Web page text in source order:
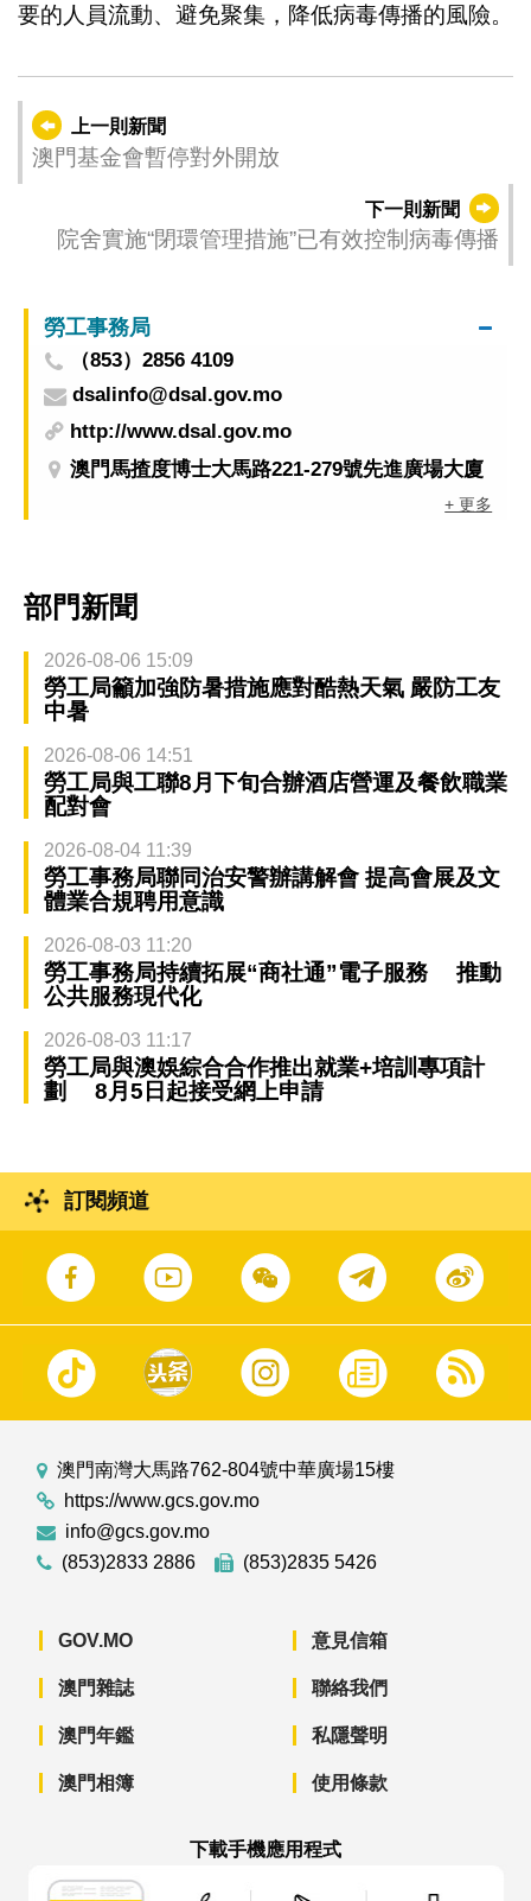
要的人員流動、避免聚集，降低病毒傳播的風險。
上一則新聞
澳門基金會暫停對外開放
下一則新聞
院舍實施“閉環管理措施”已有效控制病毒傳播
勞工事務局
（853）2856 4109
dsalinfo@dsal.gov.mo
http://www.dsal.gov.mo
澳門馬揸度博士大馬路221-279號先進廣場大廈
+ 更多
部門新聞
2026-08-06 15:09
勞工局籲加強防暑措施應對酷熱天氣 嚴防工友
中暑
2026-08-06 14:51
勞工局與工聯8月下旬合辦酒店營運及餐飲職業
配對會
2026-08-04 11:39
勞工事務局聯同治安警辦講解會 提高會展及文
體業合規聘用意識
2026-08-03 11:20
勞工事務局持續拓展“商社通”電子服務 推動
公共服務現代化
2026-08-03 11:17
勞工局與澳娛綜合合作推出就業+培訓專項計
劃 8月5日起接受網上申請
訂閱頻道
澳門南灣大馬路762-804號中華廣場15樓
https://www.gcs.gov.mo
info@gcs.gov.mo
(853)2833 2886
(853)2835 5426
GOV.MO
澳門雜誌
澳門年鑑
澳門相簿
意見信箱
聯絡我們
私隱聲明
使用條款
下載手機應用程式